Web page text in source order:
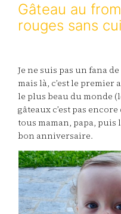
Gâteau au
rouges sans
Je ne suis pas un fana
mais là, c’est le
le plus beau du monde
gâteaux c’est pas
tous maman, papa, puis
bon anniversaire.